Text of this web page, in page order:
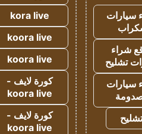
سيارات
شراء
تشليح
سيارات
kora live
koora live
koora live
كورة لايف -
koora live
كورة لايف -
koora live